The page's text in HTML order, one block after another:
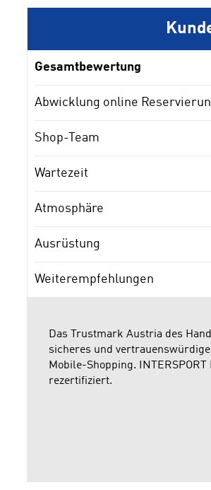
Gesamtbewertung
Abwicklung online
Shop-Team
Wartezeit
Atmosphäre
Ausrüstung
Weiterempfehlungen
Das Trustmark Austria des
sicheres und
Mobile-Shopping.
rezertifiziert.